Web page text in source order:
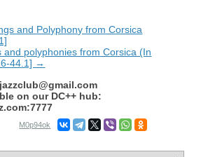
and Polyphony from Corsica
and polyphonies from Corsica (In
44.1] →
on our DC++ hub:
M0p94ok